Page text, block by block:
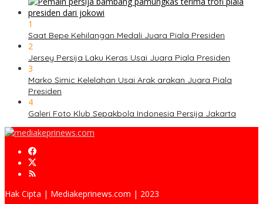
1
Saat Bepe Kehilangan Medali Juara Piala Presiden
2
Jersey Persija Laku Keras Usai Juara Piala Presiden
3
Marko Simic Kelelahan Usai Arak arakan Juara Piala
Presiden
4
Galeri Foto Klub Sepakbola Indonesia Persija Jakarta
Hak Cipta | Mediakeprinews.com | 2023